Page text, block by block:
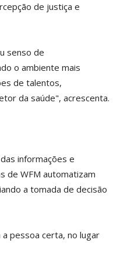
de justiça e
senso de
o ambiente mais
de talentos,
da saúde", acrescenta.
informações e
de WFM automatizam
a tomada de decisão
pessoa certa, no lugar